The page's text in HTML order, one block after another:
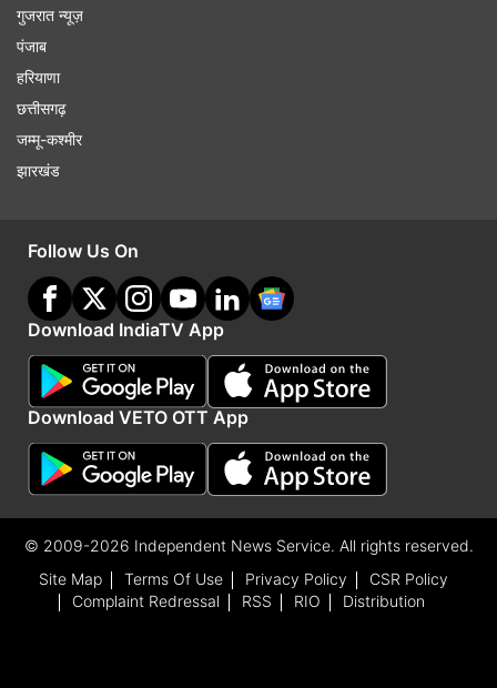
गुजरात न्यूज़
पंजाब
हरियाणा
छत्तीसगढ़
जम्मू-कश्मीर
झारखंड
Follow Us On
Download IndiaTV App
Download VETO OTT App
© 2009-2026 Independent News Service. All rights reserved.
Site Map
Terms Of Use Privacy Policy
CSR Policy
Complaint Redressal
RSS RIO Distribution